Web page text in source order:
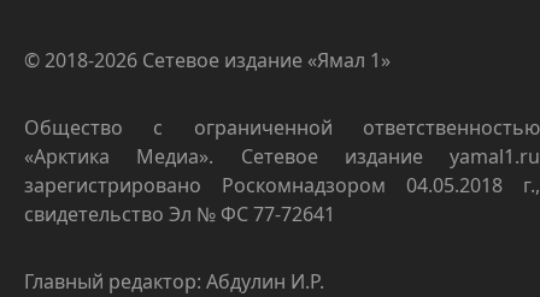
© 2018-2026 Сетевое издание «Ямал 1»
Общество с ограниченной ответственностью
«Арктика Медиа». Сетевое издание yamal1.ru
зарегистрировано Роскомнадзором 04.05.2018 г.,
свидетельство Эл № ФС 77-72641
Главный редактор: Абдулин И.Р.